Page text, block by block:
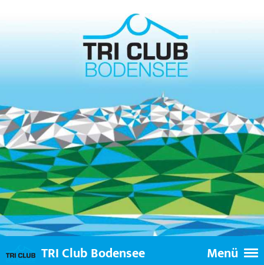
Menü
TRI Club Bodensee